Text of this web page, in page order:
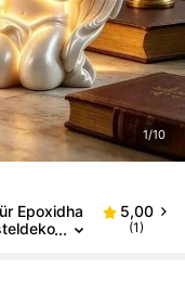
1/10
Epoxidha
5,00
(1)